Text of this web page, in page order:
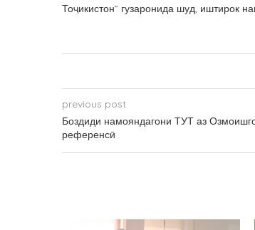
Тоҷикистон” гузаронида шуд, иштирок
previous post
Боздиди намояндагони ТУТ аз
референсӣ